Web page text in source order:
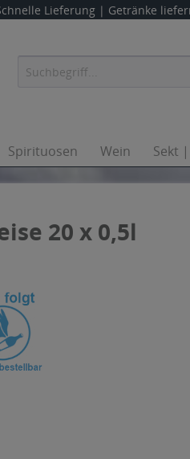
Lieferung | Getränke
Spirituosen Wein Sekt
20 x 0,5l